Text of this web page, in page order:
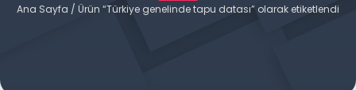
Ana Sayfa / Ürün “Türkiye genelinde tapu datası” olarak etiketlendi